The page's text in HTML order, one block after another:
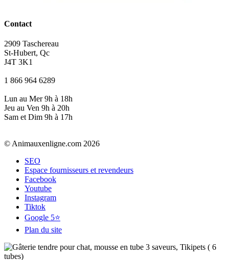
Contact
2909 Taschereau
St-Hubert, Qc
J4T 3K1
1 866 964 6289
Lun au Mer 9h à 18h
Jeu au Ven 9h à 20h
Sam et Dim 9h à 17h
© Animauxenligne.com 2026
SEO
Espace fournisseurs et revendeurs
Facebook
Youtube
Instagram
Tiktok
Google 5⭐
Plan du site